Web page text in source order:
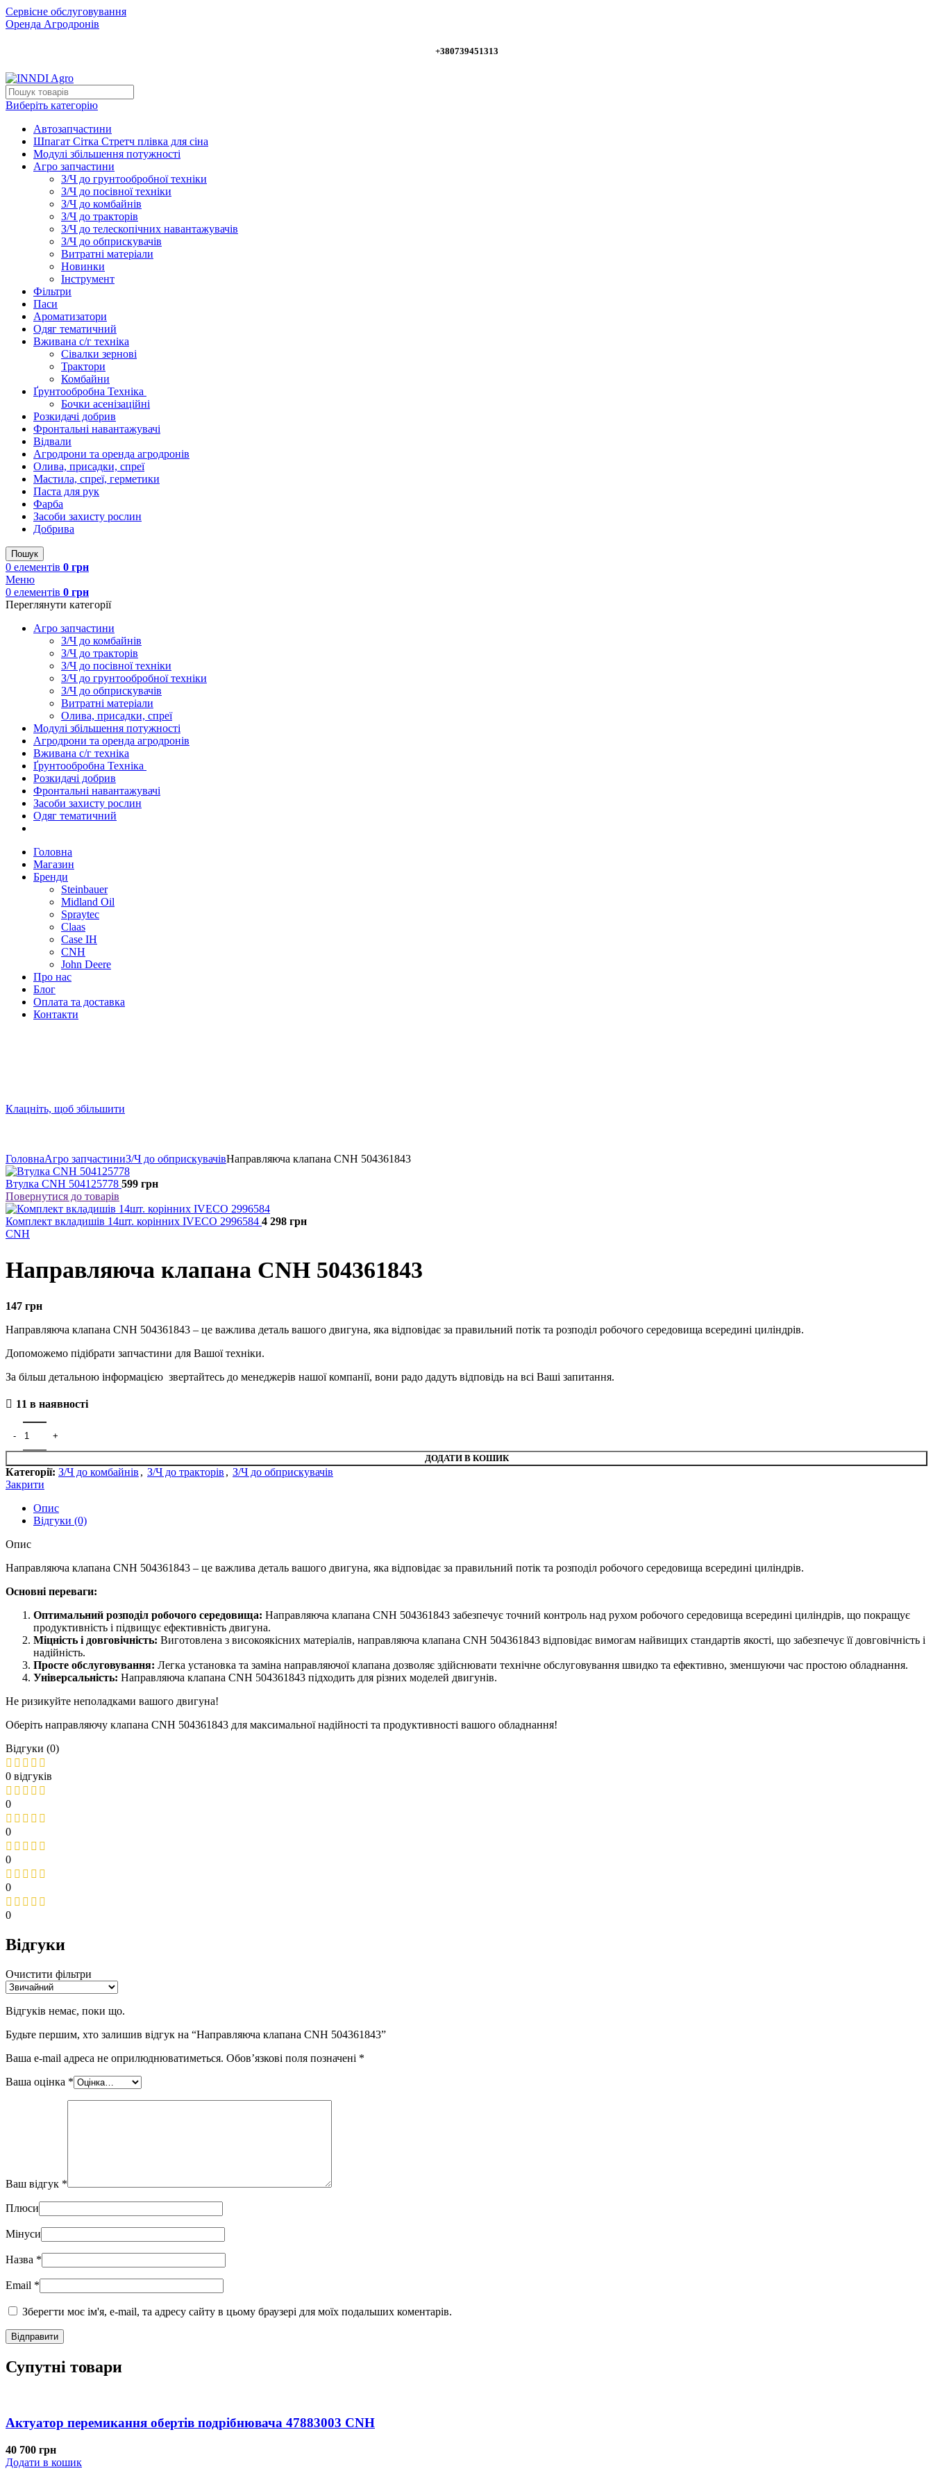
Сервісне обслуговування
Оренда Агродронів
+380739451313
Виберіть категорію
Автозапчастини
Шпагат Сітка Стретч плівка для сіна
Модулі збільшення потужності
Агро запчастини
З/Ч до грунтообробної техніки
З/Ч до посівної техніки
З/Ч до комбайнів
З/Ч до тракторів
З/Ч до телескопічних навантажувачів
З/Ч до обприскувачів
Витратні матеріали
Новинки
Інструмент
Фільтри
Паси
Ароматизатори
Одяг тематичний
Вживана с/г техніка
Сівалки зернові
Трактори
Комбайни
Ґрунтообробна Техніка
Бочки асенізаційні
Розкидачі добрив
Фронтальні навантажувачі
Відвали
Агродрони та оренда агродронів
Олива, присадки, спреї
Мастила, спреї, герметики
Паста для рук
Фарба
Засоби захисту рослин
Добрива
Пошук
0 елементів 0 грн
Меню
0 елементів 0 грн
Переглянути категорії
Агро запчастини
З/Ч до комбайнів
З/Ч до тракторів
З/Ч до посівної техніки
З/Ч до грунтообробної техніки
З/Ч до обприскувачів
Витратні матеріали
Олива, присадки, спреї
Модулі збільшення потужності
Агродрони та оренда агродронів
Вживана с/г техніка
Ґрунтообробна Техніка
Розкидачі добрив
Фронтальні навантажувачі
Засоби захисту рослин
Одяг тематичний
Головна
Магазин
Бренди
Steinbauer
Midland Oil
Spraytec
Claas
Case IH
CNH
John Deere
Про нас
Блог
Оплата та доставка
Контакти
Клацніть, щоб збільшити
ГоловнаАгро запчастиниЗ/Ч до обприскувачівНаправляюча клапана CNH 504361843
Втулка CNH 504125778 599 грн
Повернутися до товарів
Комплект вкладишів 14шт. корінних IVECO 2996584 4 298 грн
CNH
Направляюча клапана CNH 504361843
147 грн
Направляюча клапана CNH 504361843 – це важлива деталь вашого двигуна, яка відповідає за правильний потік та розподіл робочого середовища всередині циліндрів.
Допоможемо підібрати запчастини для Вашої техніки.
За більш детальною інформацією звертайтесь до менеджерів нашої компанії, вони радо дадуть відповідь на всі Ваші запитання.
11 в наявності
ДОДАТИ В КОШИК
Категорії: З/Ч до комбайнів , З/Ч до тракторів , З/Ч до обприскувачів
Закрити
Опис
Відгуки (0)
Опис
Направляюча клапана CNH 504361843 – це важлива деталь вашого двигуна, яка відповідає за правильний потік та розподіл робочого середовища всередині циліндрів.
Основні переваги:
Оптимальний розподіл робочого середовища: Направляюча клапана CNH 504361843 забезпечує точний контроль над рухом робочого середовища всередині циліндрів, що покращує
продуктивність і підвищує ефективність двигуна.
Міцність і довговічність: Виготовлена з високоякісних матеріалів, направляюча клапана CNH 504361843 відповідає вимогам найвищих стандартів якості, що забезпечує її довговічність і
надійність.
Просте обслуговування: Легка установка та заміна направляючої клапана дозволяє здійснювати технічне обслуговування швидко та ефективно, зменшуючи час простою обладнання.
Універсальність: Направляюча клапана CNH 504361843 підходить для різних моделей двигунів.
Не ризикуйте неполадками вашого двигуна!
Оберіть направляючу клапана CNH 504361843 для максимальної надійності та продуктивності вашого обладнання!
Відгуки (0)
0 відгуків
0
0
0
0
0
Відгуки
Очистити фільтри
Відгуків немає, поки що.
Будьте першим, хто залишив відгук на “Направляюча клапана CNH 504361843”
Ваша e-mail адреса не оприлюднюватиметься. Обов’язкові поля позначені *
Ваша оцінка *
Ваш відгук *
Плюси
Мінуси
Назва *
Email *
Зберегти моє ім'я, e-mail, та адресу сайту в цьому браузері для моїх подальших коментарів.
Супутні товари
Актуатор перемикання обертів подрібнювача 47883003 CNH
40 700 грн
Додати в кошик